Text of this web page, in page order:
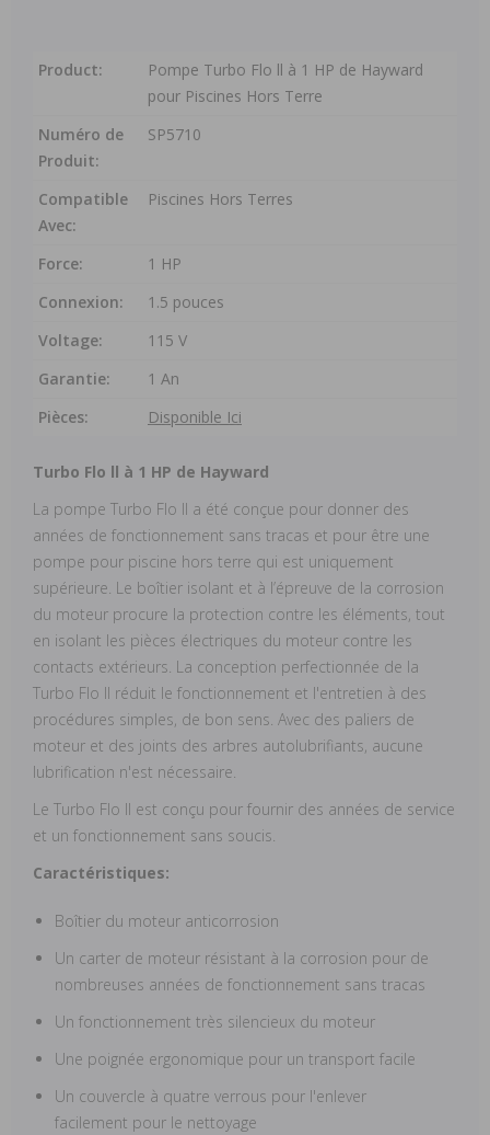
Product:
Pompe Turbo Flo ll à 1 HP de Hayward
pour Piscines Hors Terre
Numéro de
Produit:
SP5710
Compatible
Avec:
Piscines Hors Terres
Force:
1 HP
Connexion:
1.5 pouces
Voltage:
115 V
Garantie:
1 An
Pièces:
Disponible Ici
Turbo Flo ll à 1 HP de Hayward
La pompe Turbo Flo II a été conçue pour donner des
années de fonctionnement sans tracas et pour être une
pompe pour piscine hors terre qui est uniquement
supérieure. Le boîtier isolant et à l’épreuve de la corrosion
du moteur procure la protection contre les éléments, tout
en isolant les pièces électriques du moteur contre les
contacts extérieurs. La conception perfectionnée de la
Turbo Flo II réduit le fonctionnement et l'entretien à des
procédures simples, de bon sens. Avec des paliers de
moteur et des joints des arbres autolubrifiants, aucune
lubrification n'est nécessaire.
Le Turbo Flo II est conçu pour fournir des années de service
et un fonctionnement sans soucis.
Caractéristiques:
Boîtier du moteur anticorrosion
Un carter de moteur résistant à la corrosion pour de
nombreuses années de fonctionnement sans tracas
Un fonctionnement très silencieux du moteur
Une poignée ergonomique pour un transport facile
Un couvercle à quatre verrous pour l'enlever
facilement pour le nettoyage